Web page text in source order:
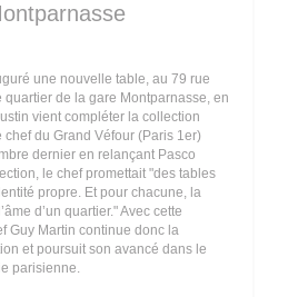
une nouvelle table, au 79 rue
quartier de la gare Montparnasse, en
vient compléter la collection
chef du Grand Véfour (Paris 1er)
dernier en relançant Pasco
le chef promettait "des tables
propre. Et pour chacune, la
d’un quartier." Avec cette
Guy Martin continue donc la
et poursuit son avancé dans le
parisienne.